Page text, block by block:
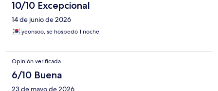
10/10 Excepcional
14 de junio de 2026
yeonsoo, se hospedó 1 noche
Opinión verificada
6/10 Buena
23 de mayo de 2026